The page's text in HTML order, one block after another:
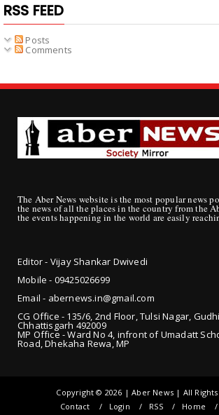
RSS FEED
Posts
Comments
The Aber News website is the most popular news
the news of all the places in the country from the
the events happening in the world are easily
Editor - Vijay Shankar Dwivedi
Mobile - 09425026699
Email - abernews.in@gmail.com
CG Office - 135/6, 2nd Floor, Tulsi Nagar,
Chhattisgarh 492009
MP Office - Ward No 4, infront of Umadatt
Road, Dhekaha Rewa, MP
Copyright © 2026 | Aber News | All
Contact
Login RSS Home